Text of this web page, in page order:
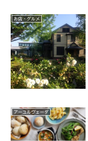
お店・グルメ
アーユルヴェーダ